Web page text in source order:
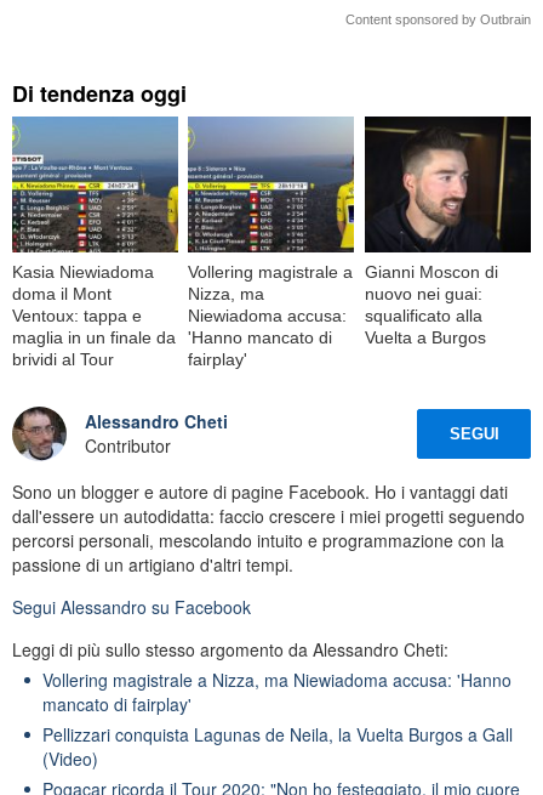
Content sponsored by Outbrain
Di tendenza oggi
Kasia Niewiadoma
doma il Mont
Ventoux: tappa e
maglia in un finale da
brividi al Tour
Vollering magistrale a
Nizza, ma
Niewiadoma accusa:
'Hanno mancato di
fairplay'
Gianni Moscon di
nuovo nei guai:
squalificato alla
Vuelta a Burgos
Alessandro Cheti
Contributor
SEGUI
Sono un blogger e autore di pagine Facebook. Ho i vantaggi dati
dall'essere un autodidatta: faccio crescere i miei progetti seguendo
percorsi personali, mescolando intuito e programmazione con la
passione di un artigiano d'altri tempi.
Segui Alessandro su Facebook
Leggi di più sullo stesso argomento da Alessandro Cheti:
Vollering magistrale a Nizza, ma Niewiadoma accusa: 'Hanno
mancato di fairplay'
Pellizzari conquista Lagunas de Neila, la Vuelta Burgos a Gall
(Video)
Pogacar ricorda il Tour 2020: "Non ho festeggiato, il mio cuore